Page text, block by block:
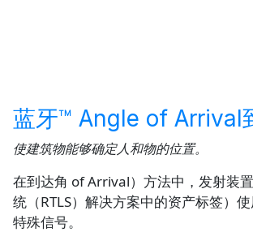
蓝牙™ Angle of Arrival
使建筑物能够确定人和物的位置。
在到达角 of Arrival）方法中，发射装
统（RTLS）解决方案中的资产标签）
特殊信号。